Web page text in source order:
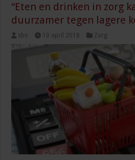
“Eten en drinken in zorg
duurzamer tegen lagere
sbo 10 april 2018 Zorg